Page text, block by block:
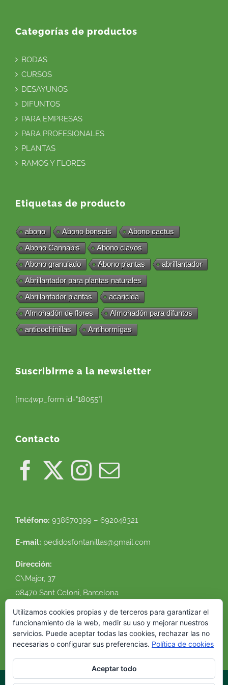
Categorías de productos
BODAS
CURSOS
DESAYUNOS
DIFUNTOS
PARA EMPRESAS
PARA PROFESIONALES
PLANTAS
RAMOS Y FLORES
Etiquetas de producto
abono Abono bonsais
Abono cactus
Abono Cannabis
Abono clavos
Abono granulado
Abono plantas
abrillantador
Abrillantador para plantas naturales
Abrillantador plantas
acaricida
Almohadón de flores
Almohadón para difuntos
anticochinillas
Antihormigas
Suscribirme a la newsletter
[mc4wp_form id="18055"]
Contacto
Teléfono: 938670399 – 692048321
E-mail: pedidosfontanillas@gmail.com
Dirección:
C\Major, 37
08470 Sant Celoni, Barcelona
Ver en google maps
Utilizamos cookies propias y de terceros para garantizar el
funcionamiento de la web, medir su uso y mejorar nuestros
servicios. Puede aceptar todas las cookies, rechazar las no
necesarias o configurar sus preferencias. Política de cookies
Aceptar todo